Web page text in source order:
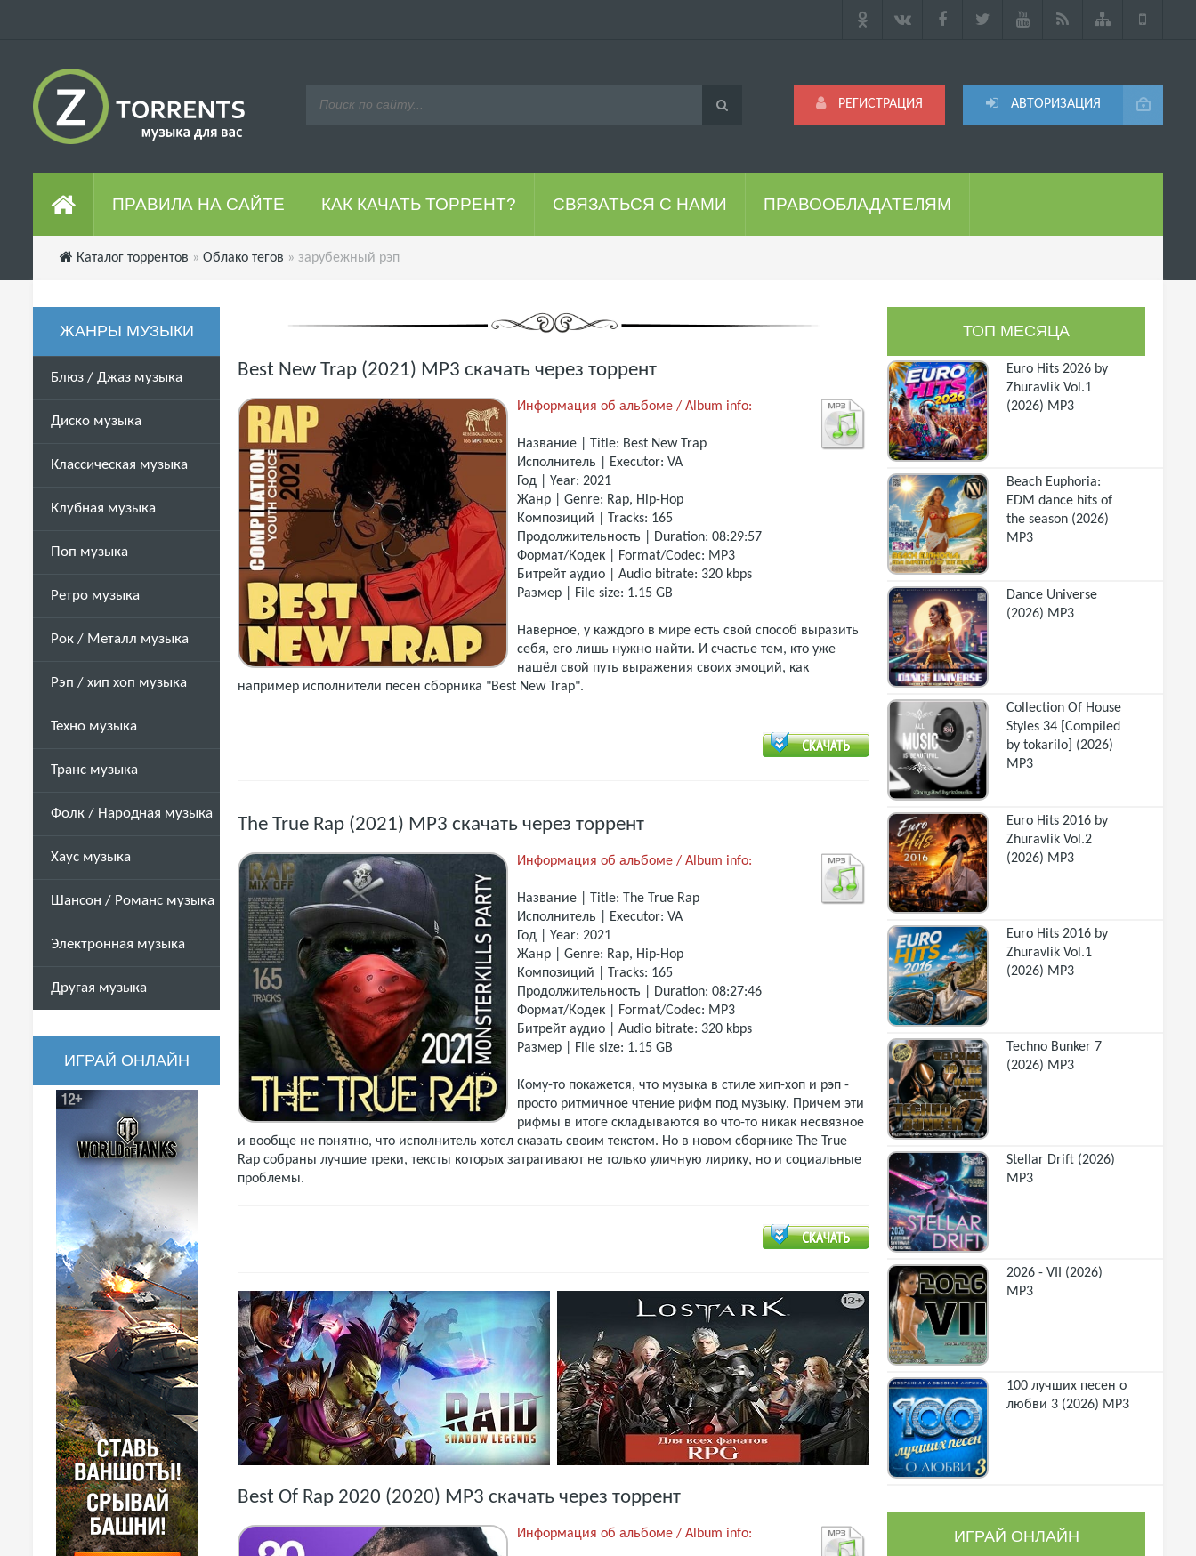
АВТОРИЗАЦИЯ
РЕГИСТРАЦИЯ
ПРАВИЛА НА САЙТЕ КАК КАЧАТЬ ТОРРЕНТ? СВЯЗАТЬСЯ С НАМИ ПРАВООБЛАДАТЕЛЯМ
Каталог торрентов » Облако тегов » зарубежный рэп
ЖАНРЫ МУЗЫКИ
Блюз / Джаз музыка
Диско музыка
Классическая музыка
Клубная музыка
Поп музыка
Ретро музыка
Рок / Металл музыка
Рэп / хип хоп музыка
Техно музыка
Транс музыка
Фолк / Народная музыка
Хаус музыка
Шансон / Романс музыка
Электронная музыка
Другая музыка
ИГРАЙ ОНЛАЙН
Best New Trap (2021) MP3 скачать через торрент
Информация об альбоме / Album info:
Название | Title: Best New Trap
Исполнитель | Executor: VA
Год | Year: 2021
Жанр | Genre: Rap, Hip-Hop
Композиций | Tracks: 165
Продолжительность | Duration: 08:29:57
Формат/Кодек | Format/Codec: MP3
Битрейт аудио | Audio bitrate: 320 kbps
Размер | File size: 1.15 GB
Наверное, у каждого в мире есть свой способ выразить
себя, его лишь нужно найти. И счастье тем, кто уже
нашёл свой путь выражения своих эмоций, как
например исполнители песен сборника "Best New Trap".
The True Rap (2021) MP3 скачать через торрент
Информация об альбоме / Album info:
Название | Title: The True Rap
Исполнитель | Executor: VA
Год | Year: 2021
Жанр | Genre: Rap, Hip-Hop
Композиций | Tracks: 165
Продолжительность | Duration: 08:27:46
Формат/Кодек | Format/Codec: MP3
Битрейт аудио | Audio bitrate: 320 kbps
Размер | File size: 1.15 GB
Кому-то покажется, что музыка в стиле хип-хоп и рэп -
просто ритмичное чтение рифм под музыку. Причем эти
рифмы в итоге складываются во что-то никак несвязное
и вообще не понятно, что исполнитель хотел сказать своим текстом. Но в новом сборнике The True
Rap собраны лучшие треки, тексты которых затрагивают не только уличную лирику, но и социальные
проблемы.
Best Of Rap 2020 (2020) MP3 скачать через торрент
Информация об альбоме / Album info:
ТОП МЕСЯЦА
Euro Hits 2026 by
Zhuravlik Vol.1
(2026) MP3
Beach Euphoria:
EDM dance hits of
the season (2026)
MP3
Dance Universe
(2026) MP3
Collection Of House
Styles 34 [Compiled
by tokarilo] (2026)
MP3
Euro Hits 2016 by
Zhuravlik Vol.2
(2026) MP3
Euro Hits 2016 by
Zhuravlik Vol.1
(2026) MP3
Techno Bunker 7
(2026) MP3
Stellar Drift (2026)
MP3
2026 - VII (2026)
MP3
100 лучших песен о
любви 3 (2026) MP3
ИГРАЙ ОНЛАЙН